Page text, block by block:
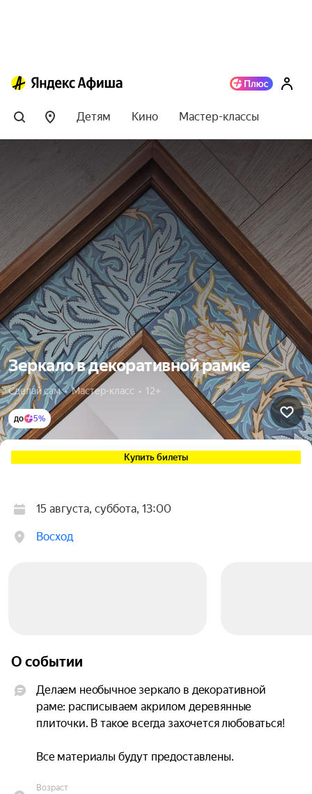
Детям Кино Мастер-классы
Зеркало в декоративной рамке
Cделай сам  •  Мастер-класс  •  12+
до 5%
Купить билеты
15 августа, суббота, 13:00
Восход
О событии
Делаем необычное зеркало в декоративной
раме: расписываем акрилом деревянные
плиточки. В такое всегда захочется любоваться!
Все материалы будут предоставлены.
Возраст